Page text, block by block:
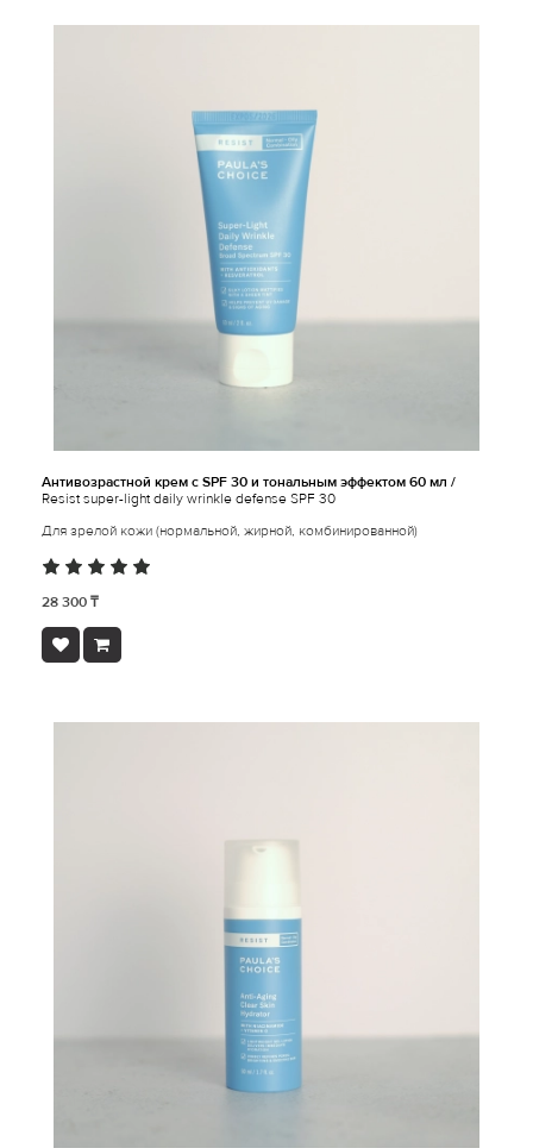
Антивозрастной крем с SPF 30 и тональным эффектом 60 мл /
Resist super-light daily wrinkle defense SPF 30
Для зрелой кожи (нормальной, жирной, комбинированной)
28 300 ₸